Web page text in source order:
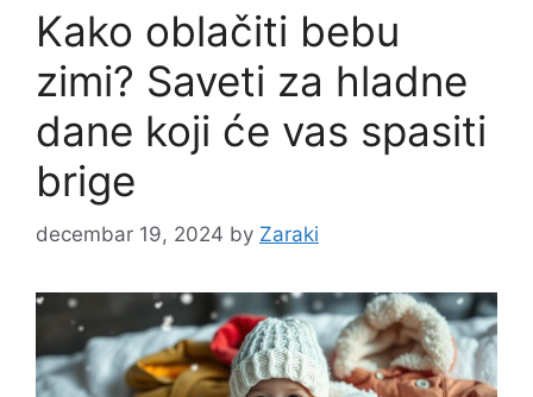
Kako oblačiti bebu
zimi? Saveti za hladne
dane koji će vas spasiti
brige
decembar 19, 2024 by Zaraki